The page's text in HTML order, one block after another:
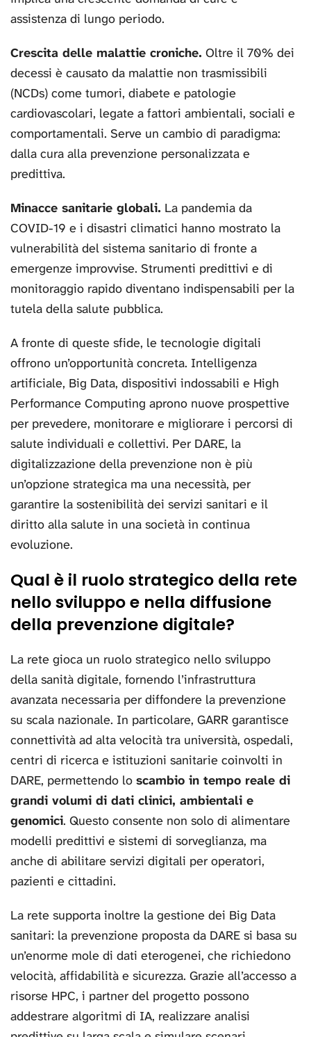
assistenza di lungo periodo.
Crescita delle malattie croniche. Oltre il 70% dei
decessi è causato da malattie non trasmissibili
(NCDs) come tumori, diabete e patologie
cardiovascolari, legate a fattori ambientali, sociali e
comportamentali. Serve un cambio di paradigma:
dalla cura alla prevenzione personalizzata e
predittiva.
Minacce sanitarie globali. La pandemia da
COVID-19 e i disastri climatici hanno mostrato la
vulnerabilità del sistema sanitario di fronte a
emergenze improvvise. Strumenti predittivi e di
monitoraggio rapido diventano indispensabili per la
tutela della salute pubblica.
A fronte di queste sfide, le tecnologie digitali
offrono un’opportunità concreta. Intelligenza
artificiale, Big Data, dispositivi indossabili e High
Performance Computing aprono nuove prospettive
per prevedere, monitorare e migliorare i percorsi di
salute individuali e collettivi. Per DARE, la
digitalizzazione della prevenzione non è più
un’opzione strategica ma una necessità, per
garantire la sostenibilità dei servizi sanitari e il
diritto alla salute in una società in continua
evoluzione.
Qual è il ruolo strategico della rete
nello sviluppo e nella diffusione
della prevenzione digitale?
La rete gioca un ruolo strategico nello sviluppo
della sanità digitale, fornendo l’infrastruttura
avanzata necessaria per diffondere la prevenzione
su scala nazionale. In particolare, GARR garantisce
connettività ad alta velocità tra università, ospedali,
centri di ricerca e istituzioni sanitarie coinvolti in
DARE, permettendo lo scambio in tempo reale di
grandi volumi di dati clinici, ambientali e
genomici. Questo consente non solo di alimentare
modelli predittivi e sistemi di sorveglianza, ma
anche di abilitare servizi digitali per operatori,
pazienti e cittadini.
La rete supporta inoltre la gestione dei Big Data
sanitari: la prevenzione proposta da DARE si basa su
un’enorme mole di dati eterogenei, che richiedono
velocità, affidabilità e sicurezza. Grazie all’accesso a
risorse HPC, i partner del progetto possono
addestrare algoritmi di IA, realizzare analisi